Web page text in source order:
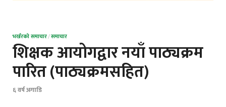
भर्खरको समाचार/समाचार
शिक्षक आयोगद्वार नयाँ पाठ्यक्रम
पारित (पाठ्यक्रमसहित)
६ वर्ष अगाडि